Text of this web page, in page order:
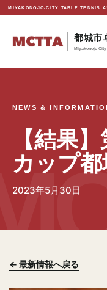
MIYAKONOJO-CITY TABLE TENNIS
都城市
Miyakonojo-
NEWS &
【結果
カップ
2023年5月30日
← 最新情報へ戻る